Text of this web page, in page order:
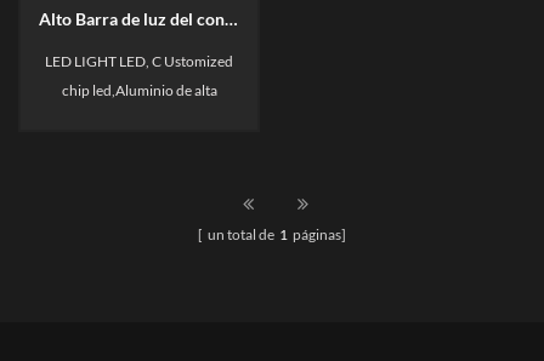
Alto Barra de luz del congelador LED de eficiencia B3
LED LIGHT LED, C Ustomized
chip led,Aluminio de alta
estantes. Easy Instalación.[ un total de 1 páginas]